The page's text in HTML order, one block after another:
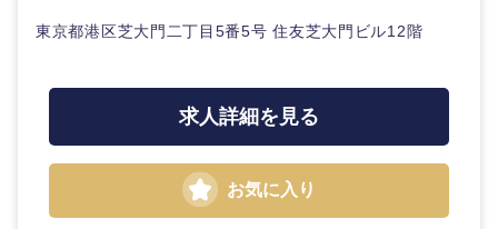
東京都港区芝大門二丁目5番5号 住友芝大門ビル12階
求人詳細を見る
お気に入り